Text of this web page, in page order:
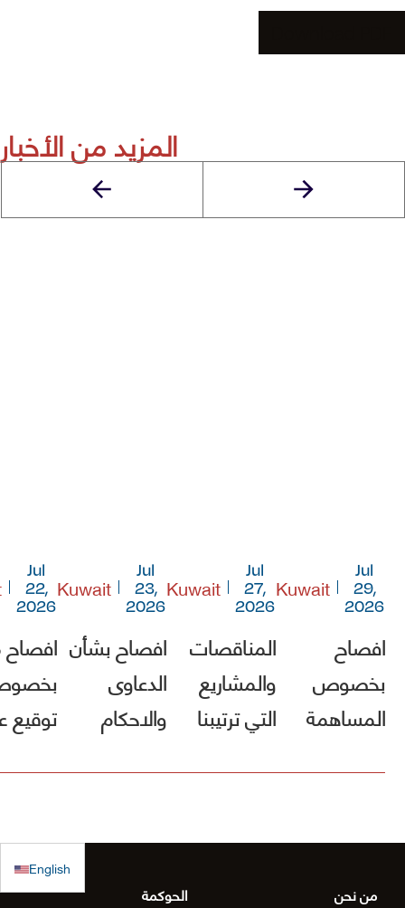
المزيد من الأخبار
Jul
29,
2026
Kuwait
افصاح
بخصوص
المساهمة
Jul
27,
2026
Kuwait
المناقصات
والمشاريع
التي ترتيبنا
بالترسية بعد
Jul
23,
2026
Kuwait
افصاح بشأن
الدعاوى
والاحكام
Jul
22,
2026
توقيع
منطقة
English
من نحن الحوكمة